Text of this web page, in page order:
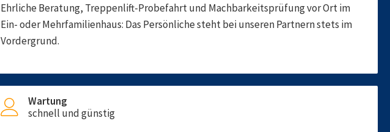
Ehrliche Beratung, Treppenlift-Probefahrt und Machbarkeitsprüfung vor Ort im
Ein- oder Mehrfamilienhaus: Das Persönliche steht bei unseren Partnern stets im
Vordergrund.
Wartung
schnell und günstig